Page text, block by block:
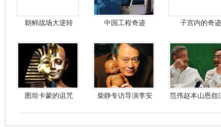
朝鲜战场大逆转 中国工程奇迹 子宫内的奇迹
图坦卡蒙的诅咒 柴静专访导演李安 范伟赵本山恩怨